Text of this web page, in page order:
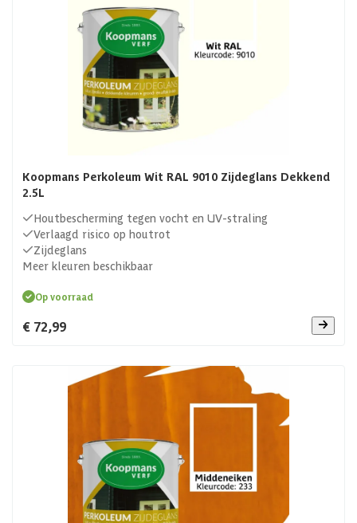
Koopmans Perkoleum Wit RAL 9010 Zijdeglans Dekkend
2.5L
Houtbescherming tegen vocht en UV-straling
Verlaagd risico op houtrot
Zijdeglans
Meer kleuren beschikbaar
Op voorraad
€ 72,99